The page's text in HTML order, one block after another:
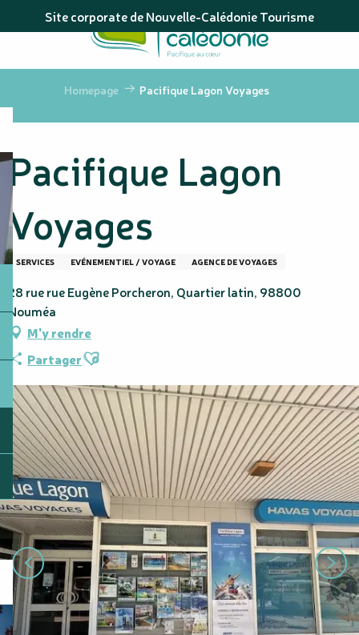
au
principal
Site corporate de Nouvelle-Calédonie Tourisme
Homepage Pacifique Lagon Voyages
Pacifique Lagon
Voyages
SERVICES EVÉNEMENTIEL / VOYAGE AGENCE DE VOYAGES
28 rue rue Eugène Porcheron, Quartier latin, 98800
Nouméa
M'y rendre
PartagerAjouter aux favoris